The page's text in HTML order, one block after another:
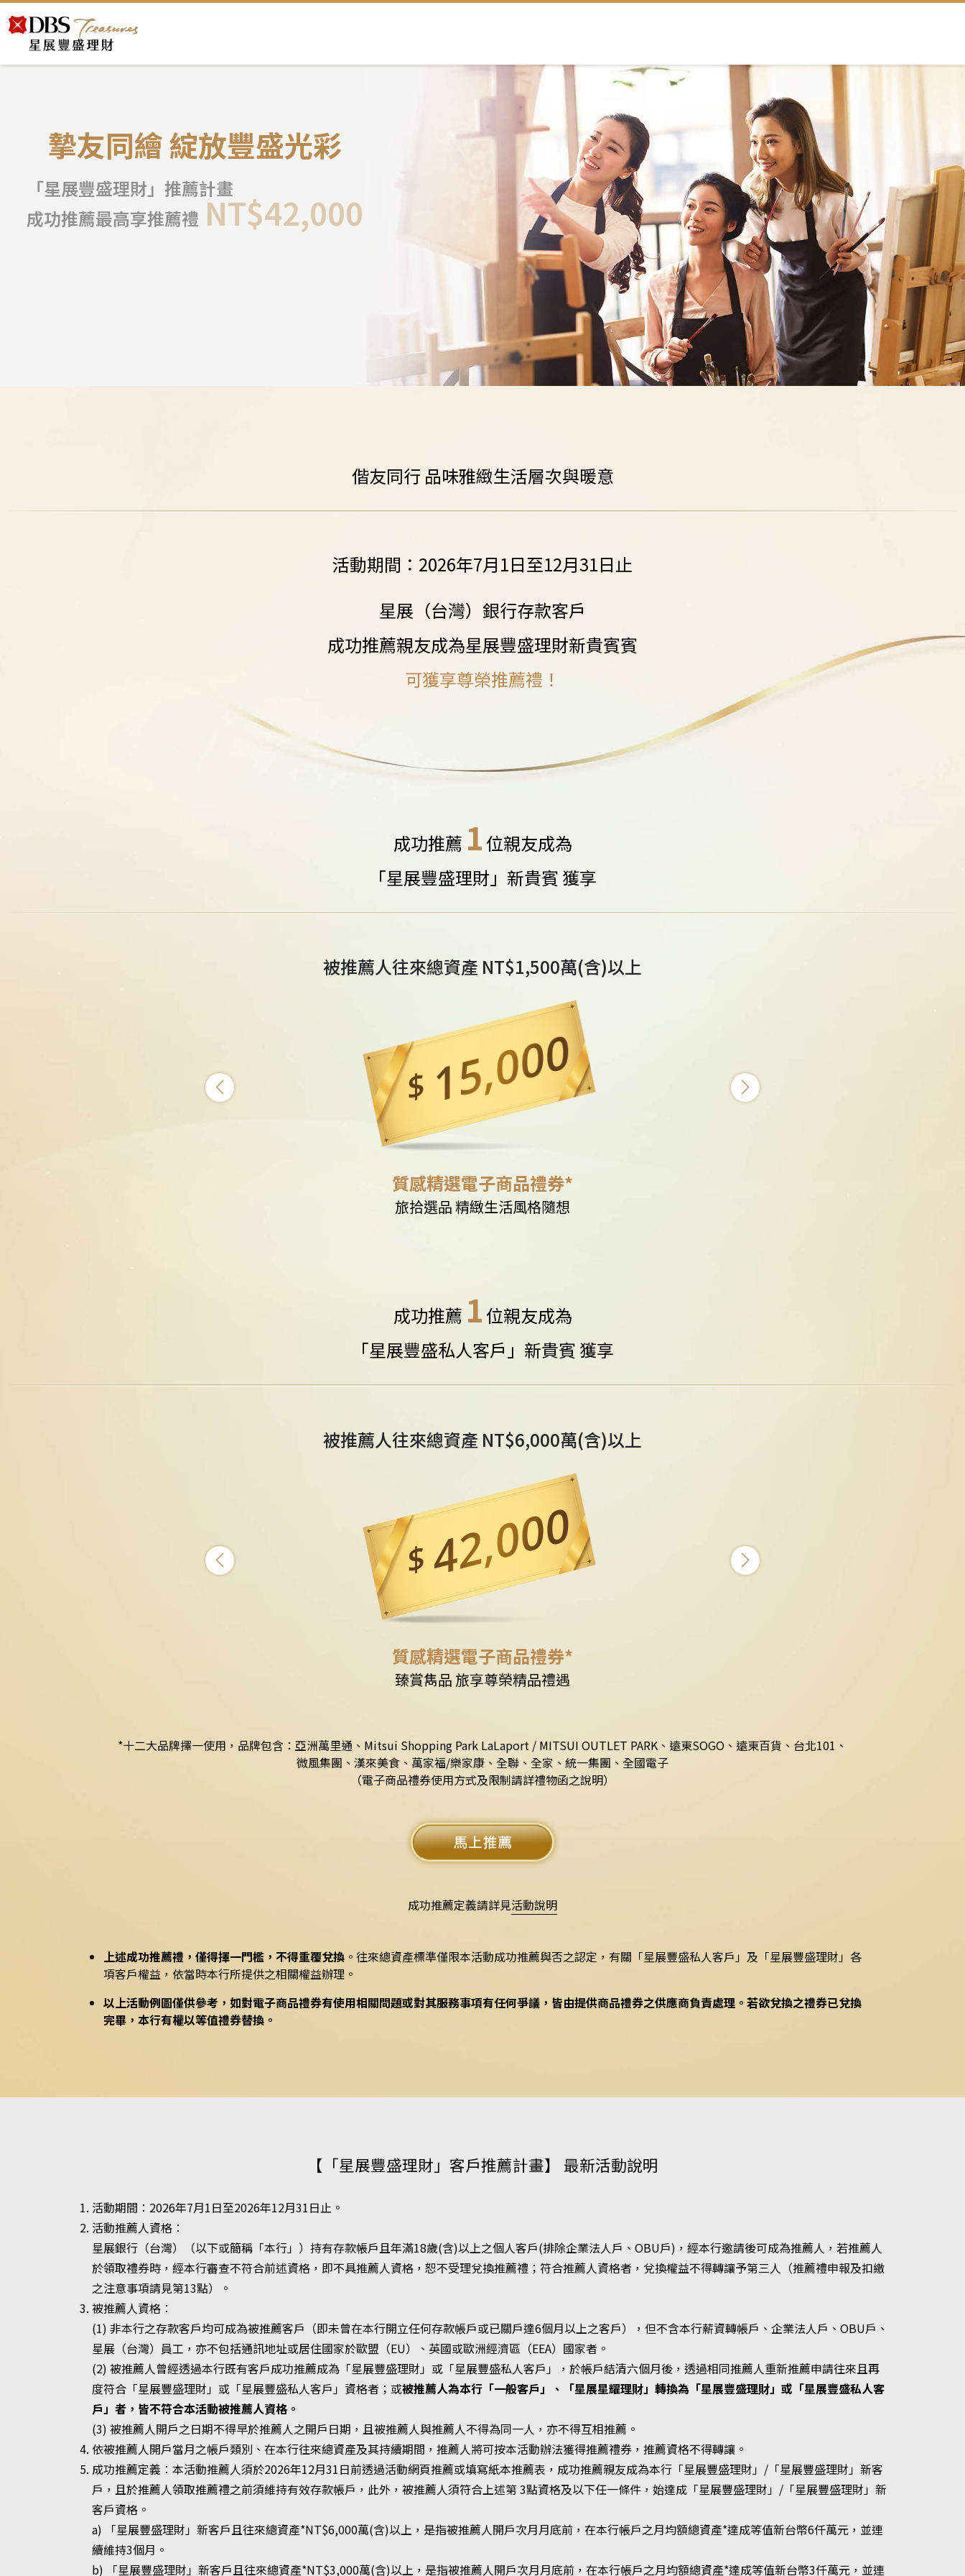
摯友同繪 綻放豐盛光彩
「星展豐盛理財」推薦計畫
成功推薦最高享推薦禮 NT$42,000
偕友同行 品味雅緻生活層次與暖意
活動期間：2026年7月1日至12月31日止
星展（台灣）銀行存款客戶
成功推薦親友成為星展豐盛理財新貴賓賓
可獲享尊榮推薦禮！
成功推薦 1 位親友成為
「星展豐盛理財」新貴賓 獲享
被推薦人往來總資產 NT$300萬(含)以上
質感精選電子商品禮券*
環旅精選 盡情體現品味風尚
成功推薦 1 位親友成為
「星展豐盛私人客戶」新貴賓 獲享
被推薦人往來總資產 NT$3,000萬(含)以上
質感精選電子商品禮券*
漫旅世界 名品優雅伴您挑選
*十二大品牌擇一使用，品牌包含：亞洲萬里通、Mitsui Shopping Park LaLaport / MITSUI OUTLET PARK、 遠東SOGO、遠東百貨、台北101、
微風集團、 漢來美食、萬家福/樂家康、全聯、全家、統一集團、全國電子
（電子商品禮券使用方式及限制請詳禮物函之說明）
成功推薦定義請詳見活動說明
上述成功推薦禮，僅得擇一門檻，不得重覆兌換 。往來總資產標準僅限本活動成功推薦與否之認定，有關「星展豐盛私人客戶」及「星展豐盛理財」各
項客戶權益，依當時本行所提供之相關權益辦理。
以上活動例圖僅供參考，如對電子商品禮券有使用相關問題或對其服務事項有任何爭議，皆由提供商品禮券之供應商負責處理。若欲兌換之禮券已兌換
完畢，本行有權以等值禮券替換。
【「星展豐盛理財」客戶推薦計畫】 最新活動說明
活動期間：2026年7月1日至2026年12月31日止。
活動推薦人資格：
星展銀行（台灣）（以下或簡稱「本行」）持有存款帳戶且年滿18歲(含)以上之個人客戶(排除企業法人戶、OBU戶)，經本行邀請後可成為推薦人，若推薦人
於領取禮券時，經本行審查不符合前述資格，即不具推薦人資格，恕不受理兌換推薦禮；符合推薦人資格者，兌換權益不得轉讓予第三人（推薦禮申報及扣繳
之注意事項請見第13點）。
被推薦人資格：
(1) 非本行之存款客戶均可成為被推薦客戶（即未曾在本行開立任何存款帳戶或已關戶達6個月以上之客戶），但不含本行薪資轉帳戶、企業法人戶、OBU戶、
星展（台灣）員工，亦不包括通訊地址或居住國家於歐盟（EU）、英國或歐洲經濟區（EEA）國家者。
(2) 被推薦人曾經透過本行既有客戶成功推薦成為「星展豐盛理財」或「星展豐盛私人客戶」，於帳戶結清六個月後，透過相同推薦人重新推薦申請往來且再
度符合「星展豐盛理財」或「星展豐盛私人客戶」資格者；或被推薦人為本行「一般客戶」、「星展星耀理財」轉換為「星展豐盛理財」或「星展豐盛私人客
戶」者，皆不符合本活動被推薦人資格。
(3) 被推薦人開戶之日期不得早於推薦人之開戶日期，且被推薦人與推薦人不得為同一人，亦不得互相推薦。
依被推薦人開戶當月之帳戶類別、在本行往來總資產及其持續期間，推薦人將可按本活動辦法獲得推薦禮券，推薦資格不得轉讓。
成功推薦定義：本活動推薦人須於2026年12月31日前透過活動網頁推薦或填寫紙本推薦表，成功推薦親友成為本行「星展豐盛理財」/「星展豐盛理財」新客
戶，且於推薦人領取推薦禮之前須維持有效存款帳戶，此外，被推薦人須符合上述第 3點資格及以下任一條件，始達成「星展豐盛理財」/「星展豐盛理財」新
客戶資格。
a) 「星展豐盛理財」新客戶且往來總資產*NT$6,000萬(含)以上，是指被推薦人開戶次月月底前，在本行帳戶之月均額總資產*達成等值新台幣6仟萬元，並連
續維持3個月。
b) 「星展豐盛理財」新客戶且往來總資產*NT$3,000萬(含)以上，是指被推薦人開戶次月月底前，在本行帳戶之月均額總資產*達成等值新台幣3仟萬元，並連